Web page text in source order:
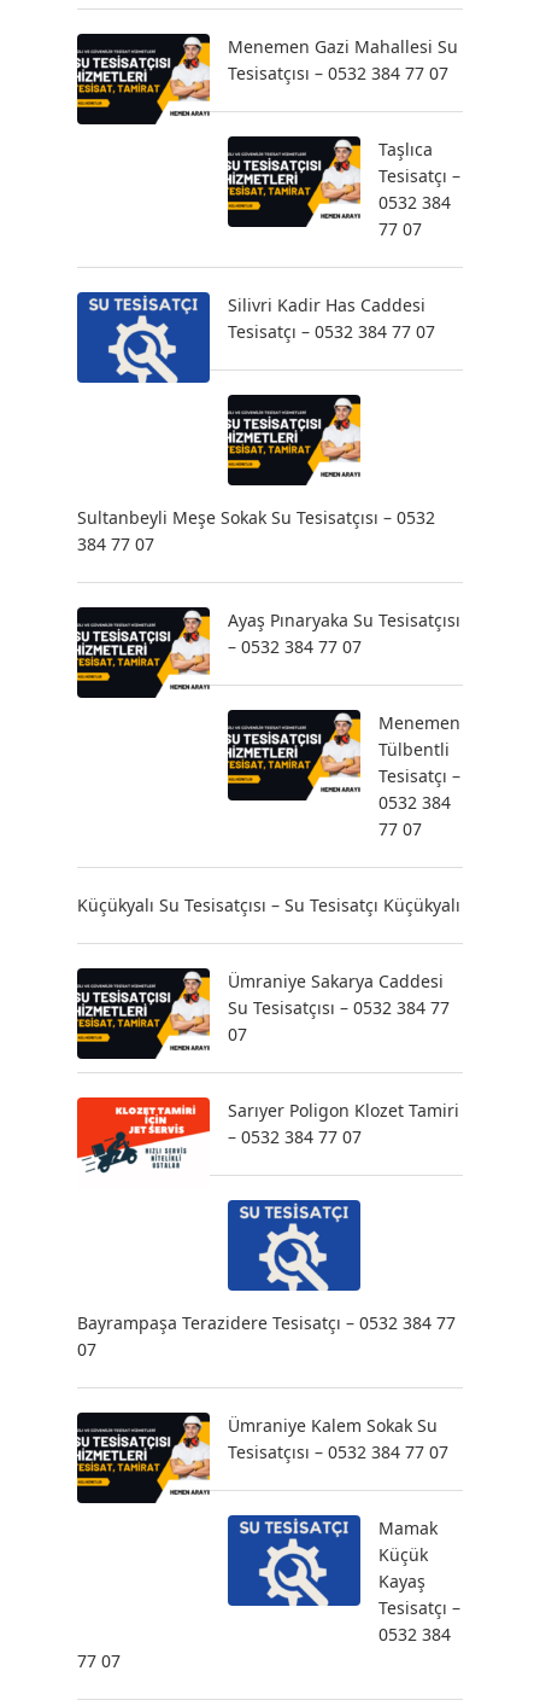
Menemen Gazi Mahallesi Su
Tesisatçısı – 0532 384 77 07
Taşlıca
Tesisatçı –
0532 384
77 07
Silivri Kadir Has Caddesi
Tesisatçı – 0532 384 77 07
Sultanbeyli Meşe Sokak Su Tesisatçısı – 0532
384 77 07
Ayaş Pınaryaka Su Tesisatçısı
– 0532 384 77 07
Menemen
Tülbentli
Tesisatçı –
0532 384
77 07
Küçükyalı Su Tesisatçısı – Su Tesisatçı Küçükyalı
Ümraniye Sakarya Caddesi
Su Tesisatçısı – 0532 384 77
07
Sarıyer Poligon Klozet Tamiri
– 0532 384 77 07
Bayrampaşa Terazidere Tesisatçı – 0532 384 77
07
Ümraniye Kalem Sokak Su
Tesisatçısı – 0532 384 77 07
Mamak
Küçük
Kayaş
Tesisatçı –
0532 384
77 07